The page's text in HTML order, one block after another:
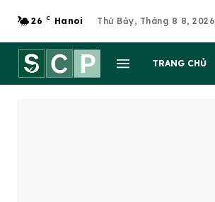
26 C Hanoi Thứ Bảy, Tháng 8 8, 2026
TRANG CHỦ